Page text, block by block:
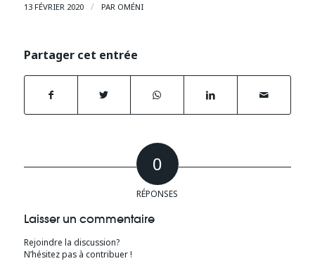
13 FÉVRIER 2020 / PAR OMÉNI
Partager cet entrée
0
RÉPONSES
Laisser un commentaire
Rejoindre la discussion?
N’hésitez pas à contribuer !